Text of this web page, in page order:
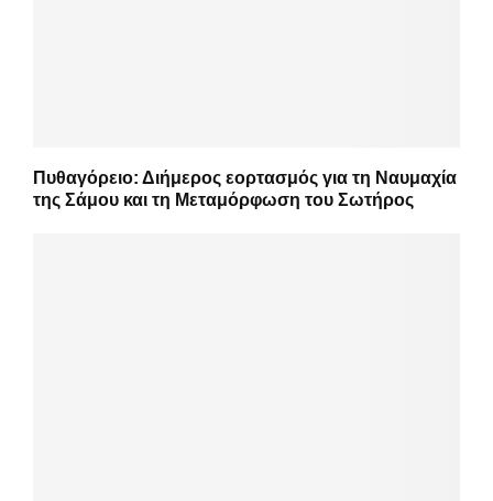
Πυθαγόρειο: Διήμερος εορτασμός για τη Ναυμαχία
της Σάμου και τη Μεταμόρφωση του Σωτήρος